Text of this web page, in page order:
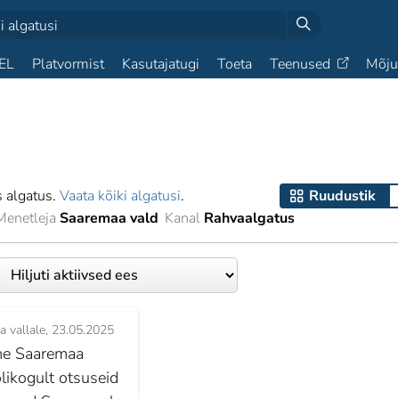
EL Platvormist Kasutajatugi Toeta Teenused Mõju
algatus. Vaata kõiki algatusi. Ruudustik
Saaremaa vald Kanal Rahvaalgatus
vallale 23.05.2025
Saaremaa
otsuseid